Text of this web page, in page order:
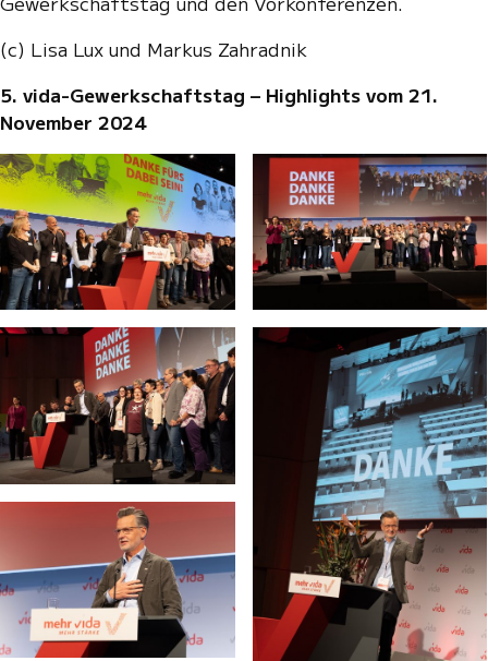
(c) Lisa Lux und Markus Zahradnik
5. vida-Gewerkschaftstag – Highlights vom 21.
November 2024